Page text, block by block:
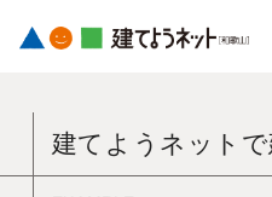
ン
建てようネット